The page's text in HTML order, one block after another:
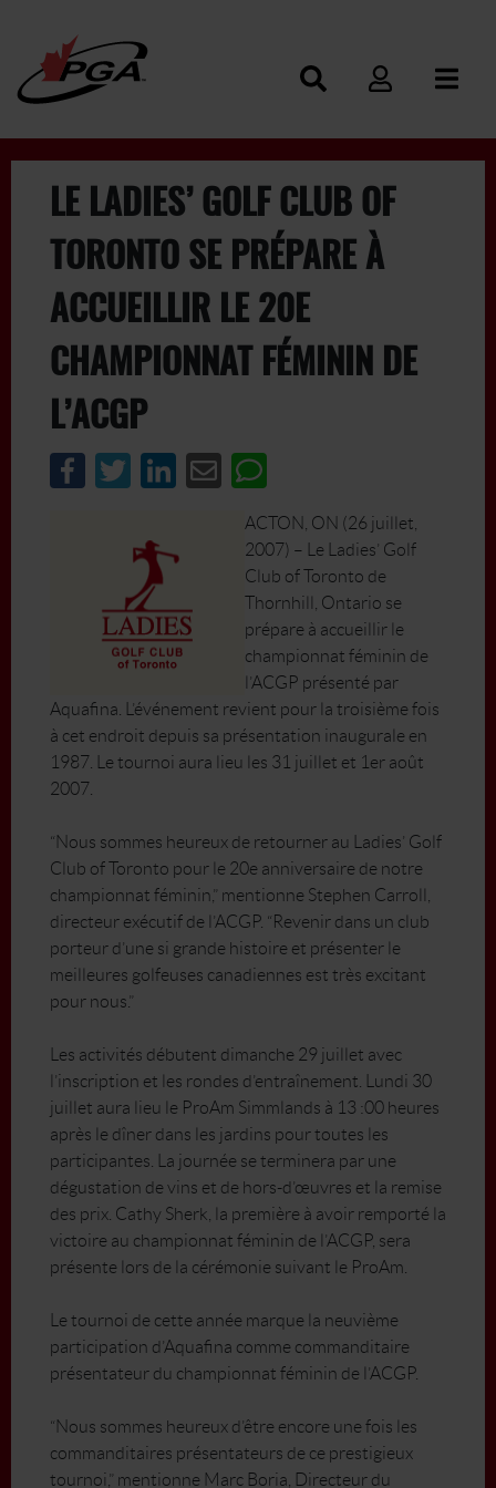
LE LADIES’ GOLF CLUB OF
TORONTO SE PRÉPARE À
ACCUEILLIR LE 20E
CHAMPIONNAT FÉMININ DE
L’ACGP
ACTON, ON (26 juillet,
2007) – Le Ladies’ Golf
Club of Toronto de
Thornhill, Ontario se
prépare à accueillir le
championnat féminin de
l’ACGP présenté par
Aquafina. L’événement revient pour la troisième fois
à cet endroit depuis sa présentation inaugurale en
1987. Le tournoi aura lieu les 31 juillet et 1er août
2007.
“Nous sommes heureux de retourner au Ladies’ Golf
Club of Toronto pour le 20e anniversaire de notre
championnat féminin,” mentionne Stephen Carroll,
directeur exécutif de l’ACGP. “Revenir dans un club
porteur d’une si grande histoire et présenter le
meilleures golfeuses canadiennes est très excitant
pour nous.”
Les activités débutent dimanche 29 juillet avec
l’inscription et les rondes d’entraînement. Lundi 30
juillet aura lieu le ProAm Simmlands à 13 :00 heures
après le dîner dans les jardins pour toutes les
participantes. La journée se terminera par une
dégustation de vins et de hors-d’œuvres et la remise
des prix. Cathy Sherk, la première à avoir remporté la
victoire au championnat féminin de l’ACGP, sera
présente lors de la cérémonie suivant le ProAm.
Le tournoi de cette année marque la neuvième
participation d’Aquafina comme commanditaire
présentateur du championnat féminin de l’ACGP.
“Nous sommes heureux d’être encore une fois les
commanditaires présentateurs de ce prestigieux
tournoi,” mentionne Marc Boria, Directeur du